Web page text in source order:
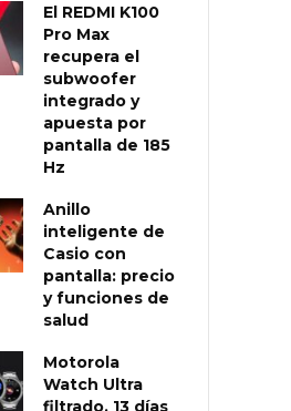
El REDMI K100
Pro Max
recupera el
subwoofer
integrado y
apuesta por
pantalla de 185
Hz
Anillo
inteligente de
Casio con
pantalla: precio
y funciones de
salud
Motorola
Watch Ultra
filtrado, 13 días